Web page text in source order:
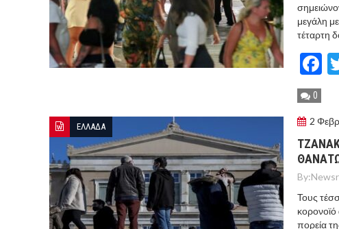
μεγάλη
τέταρτη
0
ΕΛΛΑΔΑ 2
By:
Τους
πορεία